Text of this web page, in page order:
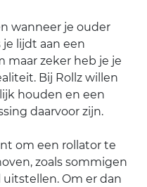
wanneer je ouder
lijdt aan een
maar zeker heb je je
Bij Rollz willen
houden en een
daarvoor zijn.
om een rollator te
zoals sommigen
uitstellen. Om er dan